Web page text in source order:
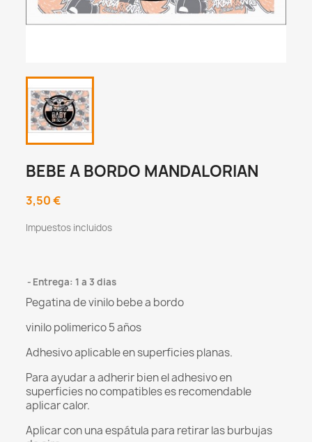
BEBE A BORDO MANDALORIAN
3,50 €
Impuestos incluidos
Entrega: 1 a 3 dias
Pegatina de vinilo bebe a bordo
vinilo polimerico 5 años
Adhesivo aplicable en superficies planas.
Para ayudar a adherir bien el adhesivo en
superficies no compatibles es recomendable
aplicar calor.
Aplicar con una espátula para retirar las burbujas